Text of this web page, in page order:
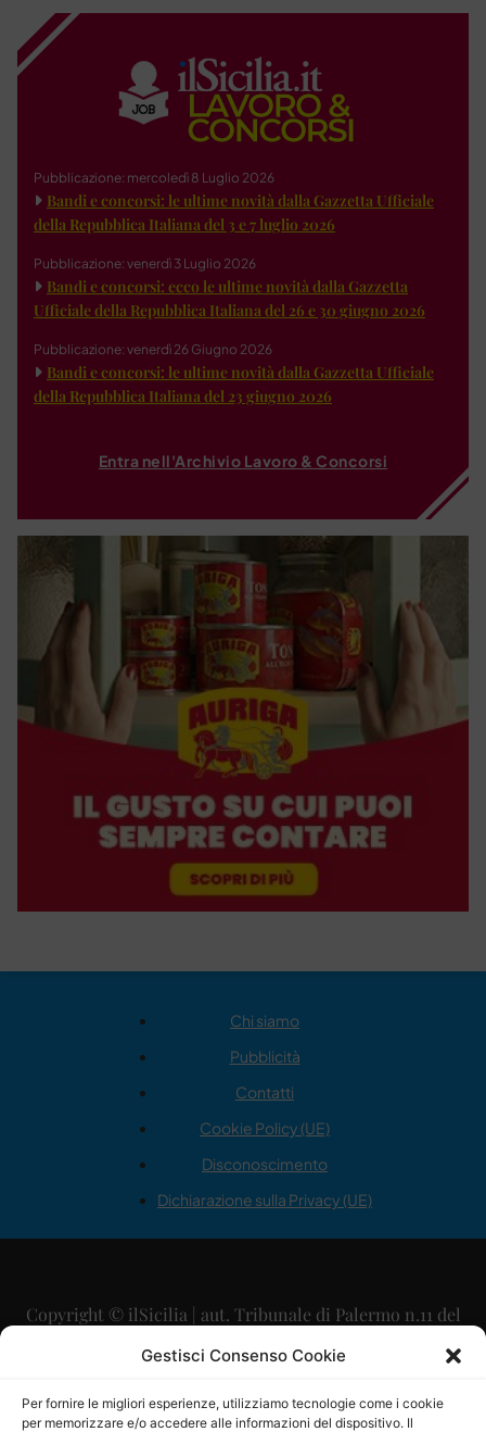
Gestisci Consenso Cookie
Per fornire le migliori esperienze, utilizziamo tecnologie come i cookie
per memorizzare e/o accedere alle informazioni del dispositivo. Il
Pubblicazione: mercoledì 8 Luglio 2026
Bandi e concorsi: le ultime novità dalla Gazzetta Ufficiale
della Repubblica Italiana del 3 e 7 luglio 2026
Pubblicazione: venerdì 3 Luglio 2026
Bandi e concorsi: ecco le ultime novità dalla Gazzetta
Ufficiale della Repubblica Italiana del 26 e 30 giugno 2026
Pubblicazione: venerdì 26 Giugno 2026
Bandi e concorsi: le ultime novità dalla Gazzetta Ufficiale
della Repubblica Italiana del 23 giugno 2026
Entra nell'Archivio Lavoro & Concorsi
Chi siamo
Pubblicità
Contatti
Cookie Policy (UE)
Disconoscimento
Dichiarazione sulla Privacy (UE)
Copyright © ilSicilia | aut. Tribunale di Palermo n.11 del
29/09/2015